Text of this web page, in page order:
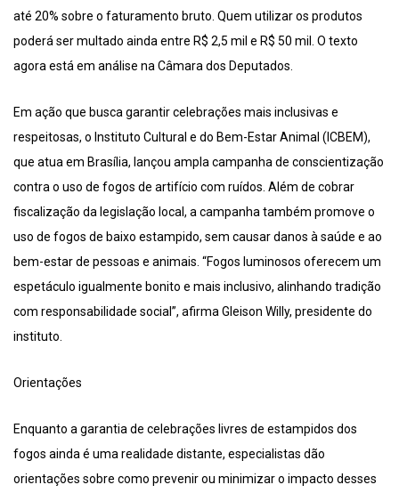
até 20% sobre o faturamento bruto. Quem utilizar os produtos
poderá ser multado ainda entre R$ 2,5 mil e R$ 50 mil. O texto
agora está em análise na Câmara dos Deputados.
Em ação que busca garantir celebrações mais inclusivas e
respeitosas, o Instituto Cultural e do Bem-Estar Animal (ICBEM),
que atua em Brasília, lançou ampla campanha de conscientização
contra o uso de fogos de artifício com ruídos. Além de cobrar
fiscalização da legislação local, a campanha também promove o
uso de fogos de baixo estampido, sem causar danos à saúde e ao
bem-estar de pessoas e animais. “Fogos luminosos oferecem um
espetáculo igualmente bonito e mais inclusivo, alinhando tradição
com responsabilidade social”, afirma Gleison Willy, presidente do
instituto.
Orientações
Enquanto a garantia de celebrações livres de estampidos dos
fogos ainda é uma realidade distante, especialistas dão
orientações sobre como prevenir ou minimizar o impacto desses